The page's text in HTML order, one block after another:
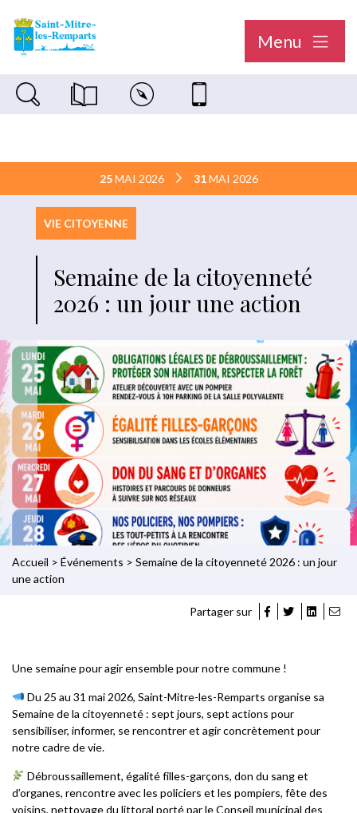
Menu
Recherche sur le siteMagazine municipal "Le Saint-Mitréen"
Carte interactiveNous contacter
25 MAI 2026 31 MAI 2026
VIE CITOYENNE
Semaine de la citoyenneté
2026 : un jour une action
Accueil > Événements > Semaine de la citoyenneté 2026 : un jour
une action
Partager sur
Une semaine pour agir ensemble pour notre commune !
Du 25 au 31 mai 2026, Saint-Mitre-les-Remparts organise sa
Semaine de la citoyenneté : sept jours, sept actions pour
sensibiliser, informer, se rencontrer et agir concrètement pour
notre cadre de vie.
Débroussaillement, égalité filles-garçons, don du sang et
d’organes, rencontre avec les policiers et les pompiers, fête des
voisins, nettoyage du littoral porté par le Conseil municipal des